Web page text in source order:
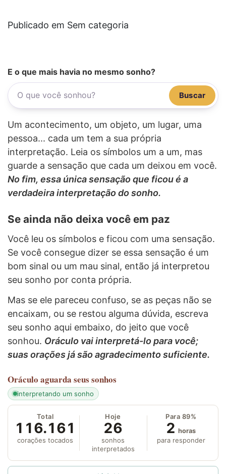
Publicado em Sem categoria
E o que mais havia no mesmo sonho?
Buscar
Um acontecimento, um objeto, um lugar, uma
pessoa... cada um tem a sua própria
interpretação. Leia os símbolos um a um, mas
guarde a sensação que cada um deixou em você.
No fim, essa única sensação que ficou é a
verdadeira interpretação do sonho.
Se ainda não deixa você em paz
Você leu os símbolos e ficou com uma sensação.
Se você consegue dizer se essa sensação é um
bom sinal ou um mau sinal, então já interpretou
seu sonho por conta própria.
Mas se ele pareceu confuso, se as peças não se
encaixam, ou se restou alguma dúvida, escreva
seu sonho aqui embaixo, do jeito que você
sonhou. Oráculo vai interpretá-lo para você;
suas orações já são agradecimento suficiente.
Oráculo aguarda seus sonhos
interpretando um sonho
Total
116.161
corações tocados
Hoje
26
sonhos
interpretados
Para 89%
2 horas
para responder